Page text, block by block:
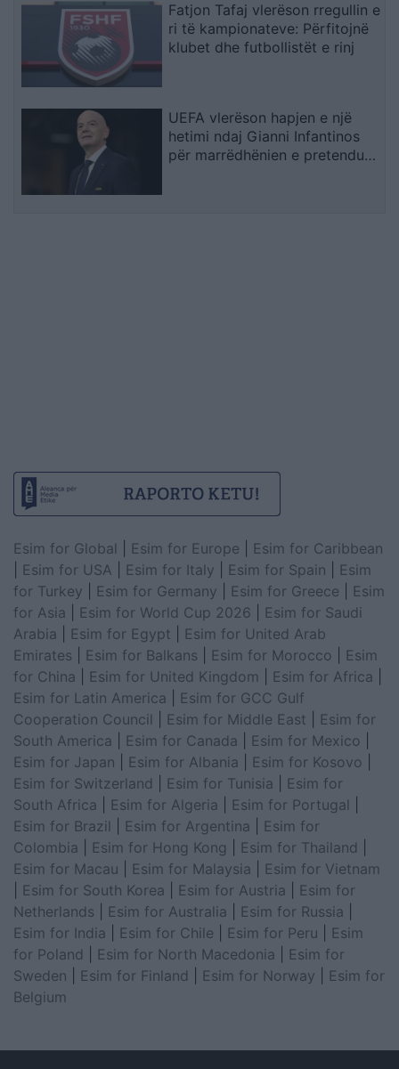
Fatjon Tafaj vlerëson rregullin e
ri të kampionateve: Përfitojnë
klubet dhe futbollistët e rinj
UEFA vlerëson hapjen e një
hetimi ndaj Gianni Infantinos
për marrëdhënien e pretenduar
Esim for Global Esim for Europe
Esim for Caribbean
Esim for USA Esim for Italy Esim for Spain
Esim
for Turkey
Esim for Germany Esim for Greece
Esim
for Asia
Esim for World Cup 2026
Esim for Saudi
Arabia
Esim for Egypt
Esim for United Arab
Emirates
Esim for Balkans Esim for Morocco
Esim
for China
Esim for United Kingdom Esim for Africa
Esim for Latin America
Esim for GCC Gulf
Cooperation Council
Esim for Middle East
Esim for
South America
Esim for Canada Esim for Mexico
Esim for Japan
Esim for Albania Esim for Kosovo
Esim for Switzerland
Esim for Tunisia
Esim for
South Africa
Esim for Algeria Esim for Portugal
Esim for Brazil
Esim for Argentina
Esim for
Colombia
Esim for Hong Kong Esim for Thailand
Esim for Macau
Esim for Malaysia
Esim for Vietnam
Esim for South Korea Esim for Austria
Esim for
Netherlands
Esim for Australia Esim for Russia
Esim for India
Esim for Chile Esim for Peru
Esim
for Poland
Esim for North Macedonia
Esim for
Sweden
Esim for Finland Esim for Norway
Esim for
Belgium